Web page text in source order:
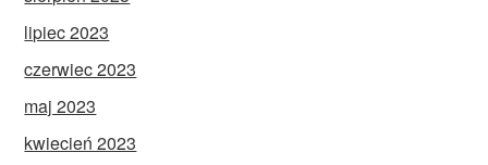
lipiec 2023
czerwiec 2023
maj 2023
kwiecień 2023